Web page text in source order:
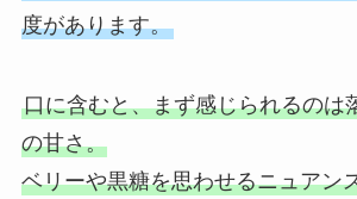
度があります。
口に含むと、まず感じられるのは
の甘さ。
ベリーや黒糖を思わせるニュアン